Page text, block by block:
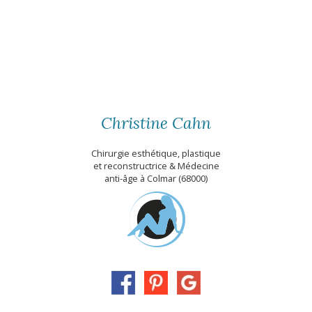
Christine Cahn
Chirurgie esthétique, plastique
et reconstructrice & Médecine
anti-âge à Colmar (68000)